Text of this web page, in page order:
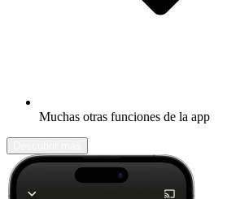
Muchas otras funciones de la app